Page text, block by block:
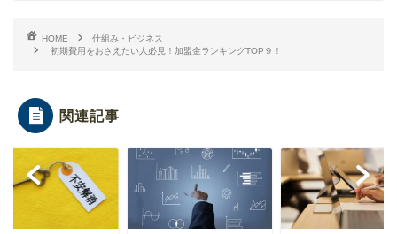
HOME
仕組み・ビジネス
初期費用をおさえたい人必見！加盟金ランキングTOP９！
関連記事